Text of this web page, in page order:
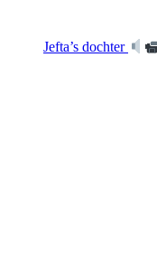
Jefta’s dochter